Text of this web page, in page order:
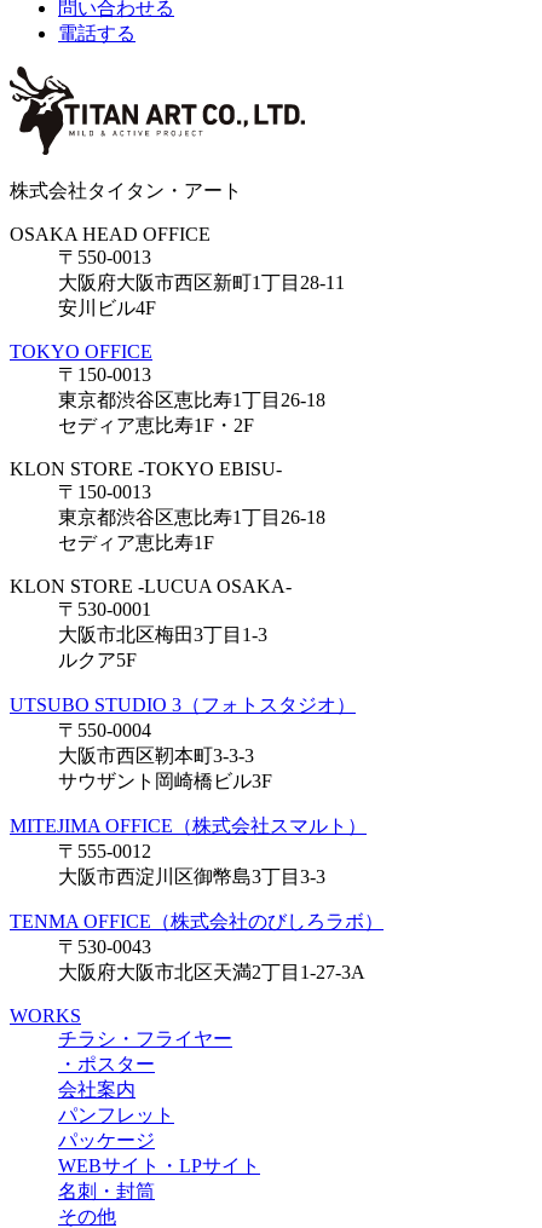
問い合わせる
電話する
株式会社タイタン・アート
OSAKA HEAD OFFICE
〒550-0013
大阪府大阪市西区新町1丁目28-11
安川ビル4F
TOKYO OFFICE
〒150-0013
東京都渋谷区恵比寿1丁目26-18
セディア恵比寿1F・2F
KLON STORE -TOKYO EBISU-
〒150-0013
東京都渋谷区恵比寿1丁目26-18
セディア恵比寿1F
KLON STORE -LUCUA OSAKA-
〒530-0001
大阪市北区梅田3丁目1-3
ルクア5F
UTSUBO STUDIO 3（フォトスタジオ）
〒550-0004
大阪市西区靭本町3-3-3
サウザント岡崎橋ビル3F
MITEJIMA OFFICE（株式会社スマルト）
〒555-0012
大阪市西淀川区御幣島3丁目3-3
TENMA OFFICE（株式会社のびしろラボ）
〒530-0043
大阪府大阪市北区天満2丁目1-27-3A
WORKS
チラシ・フライヤー
・ポスター
会社案内
パンフレット
パッケージ
WEBサイト・LPサイト
名刺・封筒
その他